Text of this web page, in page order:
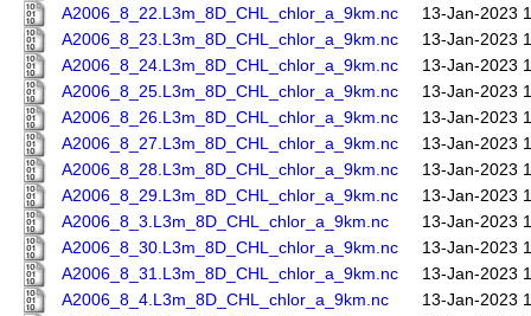
A2006_8_22.L3m_8D_CHL_chlor_a_9km.nc
13-Jan-2023
A2006_8_23.L3m_8D_CHL_chlor_a_9km.nc
13-Jan-2023
A2006_8_24.L3m_8D_CHL_chlor_a_9km.nc
13-Jan-2023
A2006_8_25.L3m_8D_CHL_chlor_a_9km.nc
13-Jan-2023
A2006_8_26.L3m_8D_CHL_chlor_a_9km.nc
13-Jan-2023
A2006_8_27.L3m_8D_CHL_chlor_a_9km.nc
13-Jan-2023
A2006_8_28.L3m_8D_CHL_chlor_a_9km.nc
13-Jan-2023
A2006_8_29.L3m_8D_CHL_chlor_a_9km.nc
13-Jan-2023
A2006_8_3.L3m_8D_CHL_chlor_a_9km.nc
13-Jan-2023
A2006_8_30.L3m_8D_CHL_chlor_a_9km.nc
13-Jan-2023
A2006_8_31.L3m_8D_CHL_chlor_a_9km.nc
13-Jan-2023
A2006_8_4.L3m_8D_CHL_chlor_a_9km.nc
13-Jan-2023